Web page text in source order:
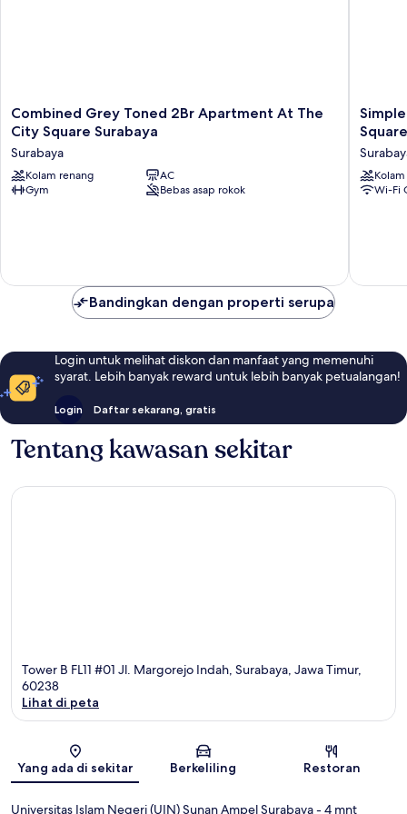
Combined
Grey
Toned
2Br
Apartment
At
Combined Grey Toned 2Br Apartment At The
City Square Surabaya
Surabaya
Kolam renang
AC
Gym
Bebas asap rokok
Simple
And
Living
1Br
AtWi-Fi
Bandingkan dengan properti serupa
Login untuk melihat diskon dan manfaat yang memenuhi
syarat. Lebih banyak reward untuk lebih banyak petualangan!
Login Daftar sekarang, gratis
Tentang kawasan sekitar
Tower B FL11 #01 Jl. Margorejo Indah, Surabaya, Jawa Timur,
60238
Lihat di peta
Yang ada di sekitar Berkeliling Restoran
Universitas Islam Negeri (UIN) Sunan Ampel Surabaya- 4 mnt